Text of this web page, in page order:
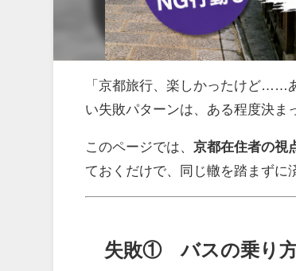
「京都旅行、楽しかったけど……
い失敗パターンは、ある程度決ま
このページでは、京都在住者の視
ておくだけで、同じ轍を踏まずに
失敗① バスの乗り方